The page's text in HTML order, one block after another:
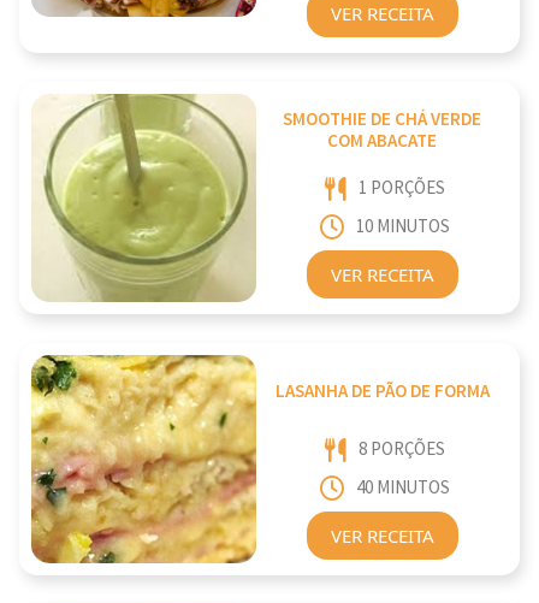
VER RECEITA
SMOOTHIE DE CHÁ VERDE
COM ABACATE
1 PORÇÕES
10 MINUTOS
VER RECEITA
LASANHA DE PÃO DE FORMA
8 PORÇÕES
40 MINUTOS
VER RECEITA